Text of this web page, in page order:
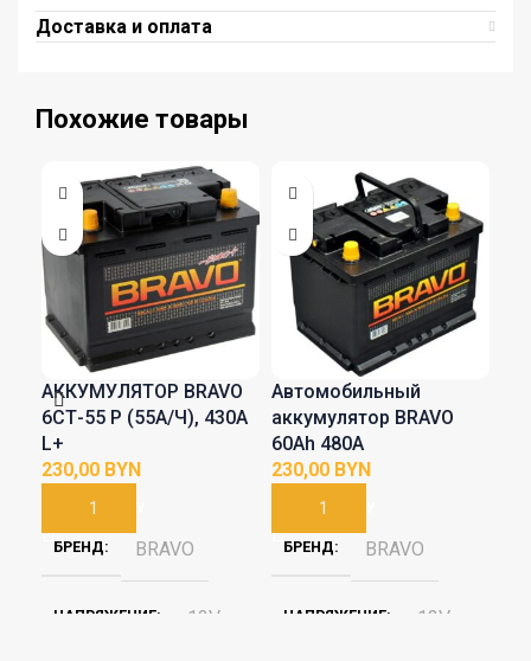
Доставка и оплата
Похожие товары
АККУМУЛЯТОР BRAVO
6СТ-55 Р (55А/Ч), 430A
L+
BYN
В КОРЗИНУ
БРЕНД BRAVO
НАПРЯЖЕНИЕ 12V
Автомобильный
аккумулятор BRAVO
60Аh 480A
BYN
В КОРЗИНУ
БРЕНД BRAVO
НАПРЯЖЕНИЕ 12V